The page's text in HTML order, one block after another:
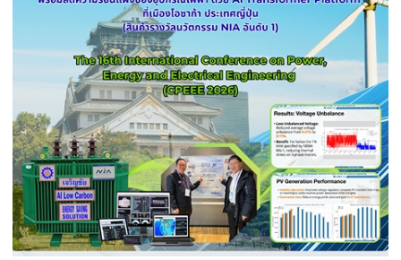
สร้าง
ชาร์จ
พร้อม
ระบบ
โซ
ลาร์
เซลล์
รองรับ
ลาน
จอด